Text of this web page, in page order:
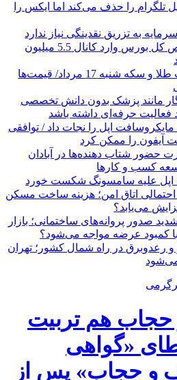
تلگرام را حذف می‌کند اما ایکس را
سرمایه به تزریق نقدینگی نیاز ندارد
شاخص کل بورس وارد کانال 5.5 میلیون
قیمت طلا و سکه شنبه 17 مرداد/ قیمت‌ها
مانند پزشک بدون دانش تخصصی
فعالیت حرفه‌ای داشته باشد
اپل را نجات داد / توافقی
آیفون را ممکن کرد
حضور شتاب ‌دهنده‌ها در آبادان
کسب‌ و کارها
اپل علیه سامسونگ شکست خورد
احتمالی اتاق امن؛ هزینه ساخت مسکن
می‌یابد؟
صدور پروانه‌های ساختمانی؛ بازار
کمبود عرضه مواجه می‌شود؟
و رعدوبرق در راه شمال کشور؛ تهران
هم تربیت
«گواهی
و حجاب» پس از